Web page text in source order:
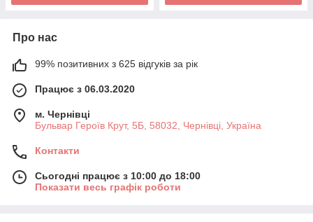
Про нас
99% позитивних з 625 відгуків за рік
Працює з 06.03.2020
м. Чернівці
Бульвар Героїв Крут, 5Б, 58032, Чернівці, Україна
Контакти
Сьогодні працює з 10:00 до 18:00
Показати весь графік роботи